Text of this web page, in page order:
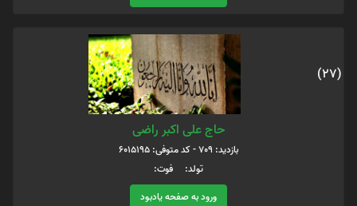
(27)
حاج علی اکبر راضی
بازدید: 709 - کد متوفی: 6015195
تولد: فوت:
ورود به صفحه یادبود